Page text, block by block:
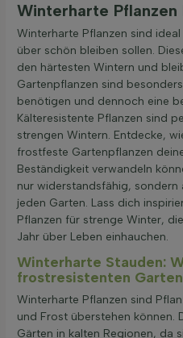
Winterharte Pflanzen
Winterharte Pflanzen sind
über schön bleiben sollen.
den härtesten Wintern und
Gartenpflanzen sind
benötigen und dennoch eine
Kälteresistente Pflanzen sind
strengen Wintern. Entdecke,
frostfeste Gartenpflanzen
Beständigkeit verwandeln
nur widerstandsfähig, sondern
jeden Garten. Lass dich
Pflanzen für strenge Winter,
Jahr über Leben einhauchen.
Winterharte Stauden:
frostresistenten
Winterharte Pflanzen sind
und Frost überstehen können.
Gärten in kalten Regionen, da